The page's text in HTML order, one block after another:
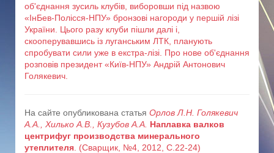
об'єднання зусиль клубів, виборовши під назвою
«ІнБев-Полісся-НПУ» бронзові нагороди у першій лізі
України. Цього разу клуби пішли далі і,
скооперувавшись із луганським ЛТК, планують
спробувати сили уже в екстра-лізі. Про нове об'єднання
розповів президент «Київ-НПУ» Андрій Антонович
Голякевич.
На сайте опубликована статья Орлов Л.Н. Голякевич
А.А., Хилько А.В., Кузубов А.А. Наплавка валков
центрифуг производства минерального
утеплителя . (Сварщик, №4, 2012, С.22-24)